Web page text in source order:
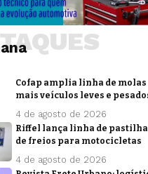
Cofap amplia linha de molas
mais veículos leves e
4 de agosto de 2026
Riffel lança linha de
de freios para motocicletas
4 de agosto de 2026